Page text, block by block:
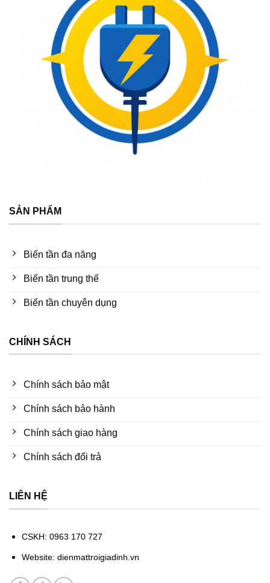
SẢN PHẨM
Biến tần đa năng
Biến tần trung thế
Biến tần chuyên dụng
CHÍNH SÁCH
Chính sách bảo mật
Chính sách bảo hành
Chính sách giao hàng
Chính sách đổi trả
LIÊN HỆ
CSKH: 0963 170 727
Website: dienmattroigiadinh.vn